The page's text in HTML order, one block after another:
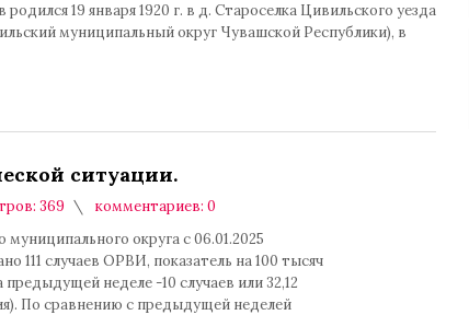
19 января 1920 г. в д. Староселка Цивильского уезда
муниципальный округ Чувашской Республики), в
ситуации.
369
комментариев: 0
округа с 06.01.2025
111 случаев ОРВИ, показатель на 100 тысяч
предыдущей неделе -10 случаев или 32,12
По сравнению с предыдущей неделей